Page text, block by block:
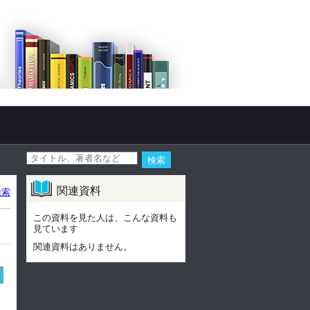
関連資料
この資料を見た人は、こんな資料も
見ています
関連資料はありません。